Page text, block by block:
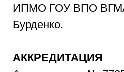
ИПМО ГОУ ВПО
Бурденко.
АККРЕДИТАЦИЯ